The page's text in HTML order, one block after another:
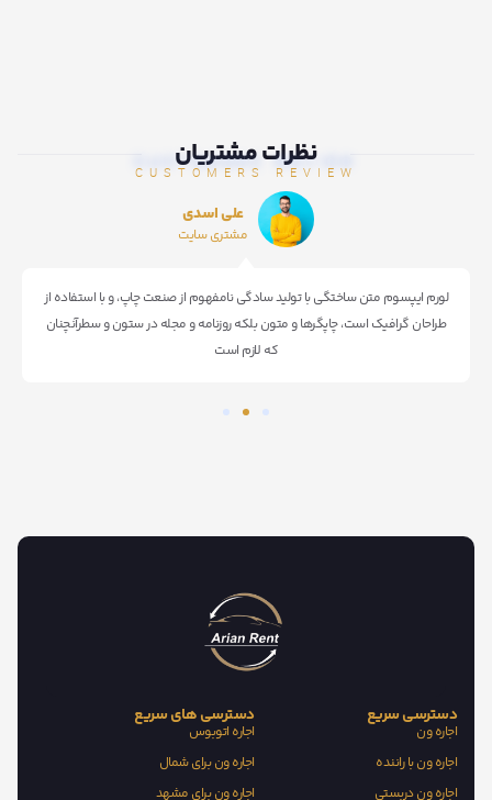
نظرات مشتریان
CUSTOMERS REVIEW
لورم ایپسوم متن ساختگی با تولید سادگی نامفهوم از صنعت چاپ، و با استفاده از
طراحان گرافیک است، چاپگرها و متون بلکه روزنامه و مجله در ستون و سطرآنچنان
که لازم است
محسن ایرانی
مشتری سایت
دسترسی سریع
اجاره ون
اجاره ون با راننده
اجاره ون دربستی
دسترسی های سریع
اجاره اتوبوس
اجاره ون برای شمال
اجاره ون برای مشهد